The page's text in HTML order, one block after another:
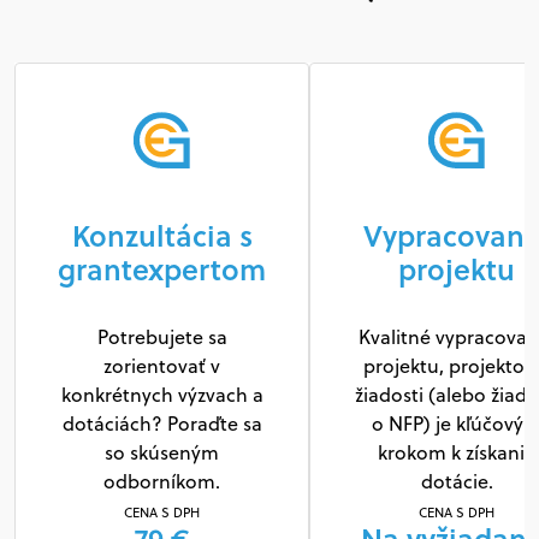
Konzultácia s
grantexpertom
Potrebujete sa
zorientovať v
konkrétnych výzvach a
dotáciách? Poraďte sa
so skúseným
odborníkom.
CENA S DPH
projektu
Kvalitné
projektu,
žiadosti (alebo
o NFP) je
krokom k získaniu
dotácie.
CENA S DPH